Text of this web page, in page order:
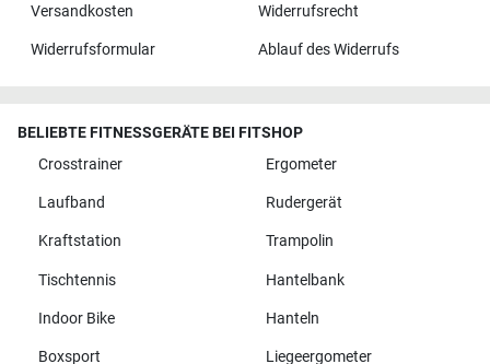
Versandkosten Widerrufsrecht
Widerrufsformular Ablauf des Widerrufs
BELIEBTE FITNESSGERÄTE BEI FITSHOP
Crosstrainer
Ergometer
Laufband Rudergerät
Kraftstation Trampolin
Tischtennis Hantelbank
Indoor Bike Hanteln
Boxsport Liegeergometer